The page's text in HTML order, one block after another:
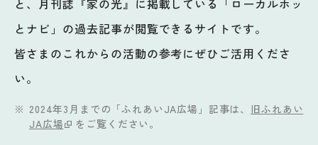
と、月刊誌『家の光』に掲載している「ローカルホッ
とナビ」の過去記事が閲覧できるサイトです。
皆さまのこれからの活動の参考にぜひご活用くださ
い。
2024年3月までの「ふれあいJA広場」記事は、 旧ふれあい
JA広場
をご覧ください。